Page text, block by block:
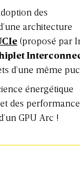
des
architecture
(proposé par
d’une même
énergétique
des
GPU Arc !